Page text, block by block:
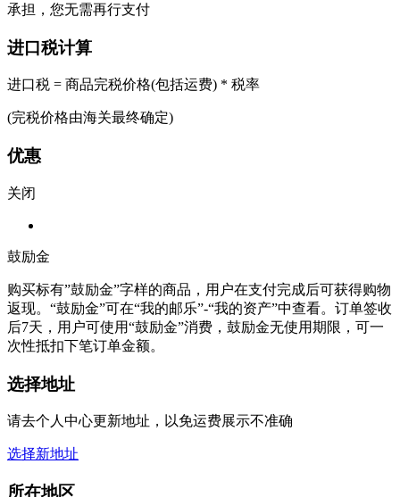
承担，您无需再行支付
进口税计算
进口税 = 商品完税价格(包括运费) * 税率
(完税价格由海关最终确定)
优惠
关闭
鼓励金
购买标有”鼓励金”字样的商品，用户在支付完成后可获得购物
返现。“鼓励金”可在“我的邮乐”-“我的资产”中查看。订单签收
后7天，用户可使用“鼓励金”消费，鼓励金无使用期限，可一
次性抵扣下笔订单金额。
选择地址
请去个人中心更新地址，以免运费展示不准确
选择新地址
所在地区